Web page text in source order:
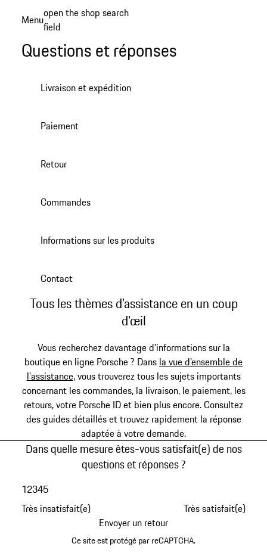
principal
Menuopen the shop search
field
Questions et réponses
Livraison et expédition
Paiement
Retour
Commandes
Informations sur les produits
Contact
Tous les thèmes d'assistance en un coup
d'œil
Vous recherchez davantage d'informations sur la
boutique en ligne Porsche ? Dans la vue d'ensemble de
l'assistance, vous trouverez tous les sujets importants
concernant les commandes, la livraison, le paiement, les
retours, votre Porsche ID et bien plus encore. Consultez
des guides détaillés et trouvez rapidement la réponse
adaptée à votre demande.
Dans quelle mesure êtes-vous satisfait(e) de nos
questions et réponses ?
Très insatisfait(e)
12345
Très satisfait(e)
Envoyer un retour
Ce site est protégé par reCAPTCHA.